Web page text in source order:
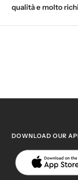
qualità e molto
DOWNLOAD OUR